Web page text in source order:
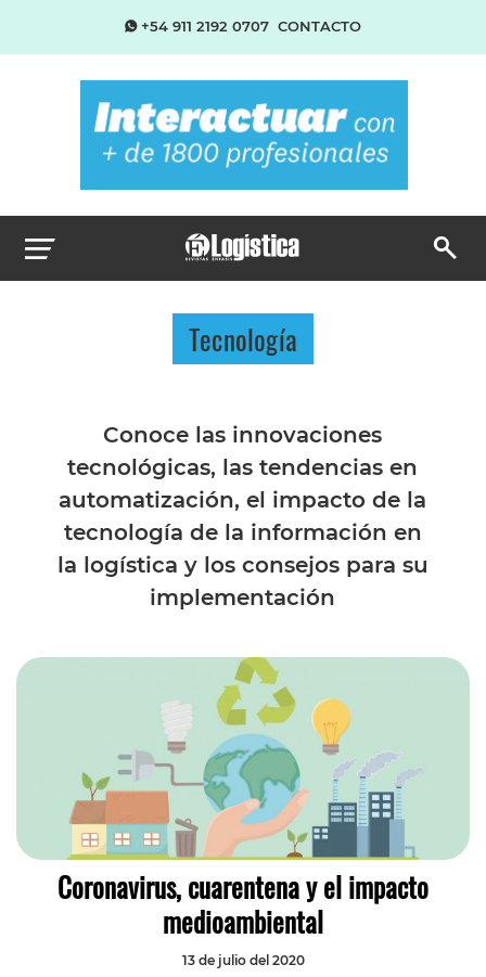
+54 911 2192 0707 CONTACTO
Tecnología
Conoce las innovaciones
tecnológicas, las tendencias en
automatización, el impacto de la
tecnología de la información en
la logística y los consejos para su
implementación
Coronavirus, cuarentena y el impacto
medioambiental
13 de julio del 2020